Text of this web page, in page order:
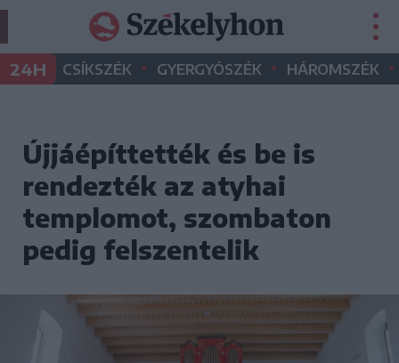
24H CSÍKSZÉK • GYERGYÓSZÉK • HÁROMSZÉK •
Újjáépíttették és be is
rendezték az atyhai
templomot, szombaton
pedig felszentelik